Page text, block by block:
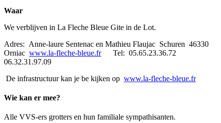
Waar
We verblijven in La Fleche Bleue Gite in de Lot.
Adres: Anne-laure Sentenac en Mathieu Flaujac Schuren 46330
Orniac www.la-fleche-bleue.frTel: 05.65.23.36.72
06.32.31.97.09
De infrastructuur kan je be kijken op www.la-fleche-bleue.fr
Wie kan er mee?
Alle VVS-ers grotters en hun familiale sympathisanten.